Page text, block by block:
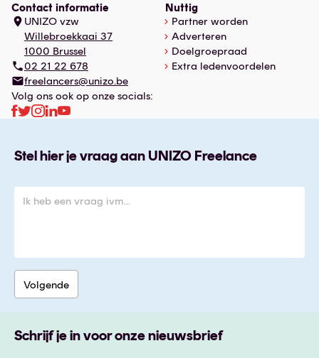
Contact informatie
UNIZO vzw
Willebroekkaai 37
1000 Brussel
02 21 22 678
freelancers@unizo.be
Volg ons ook op onze socials:
Nuttig
Partner worden
Adverteren
Doelgroepraad
Extra ledenvoordelen
Stel hier je vraag aan UNIZO Freelance
Schrijf je in voor onze nieuwsbrief